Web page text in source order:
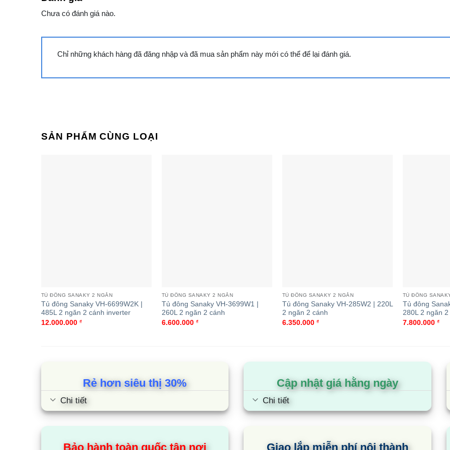
Cùng Chủ Đề:
Chưa có đánh giá nào.
Chỉ những khách hàng đã đăng nhập và đã mua sản phẩm này mới có thể để lại đánh giá.
SẢN PHẨM CÙNG LOẠI
TỦ ĐÔNG SANAKY 2 NGĂN
Tủ đông Sanaky VH-6699W2K |
485L 2 ngăn 2 cánh inverter
12.000.000 ₫
TỦ ĐÔNG SANAKY 2 NGĂN
Tủ đông Sanaky VH-3699W1 |
260L 2 ngăn 2 cánh
6.600.000 ₫
TỦ ĐÔNG SANAKY 2 NGĂN
Tủ đông Sanaky VH-285W2 | 220L
2 ngăn 2 cánh
6.350.000 ₫
TỦ ĐÔNG
Tủ đông
280L 2 ngăn
7.800.000 ₫
Rẻ hơn siêu thị 30%
Chi tiết
Cập nhật giá hằng ngày
Chi tiết
Bảo hành toàn quốc tận nơi Giao lắp miễn phí nội thành